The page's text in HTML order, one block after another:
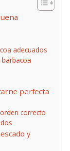
adecuados
perfecta
correcto
y